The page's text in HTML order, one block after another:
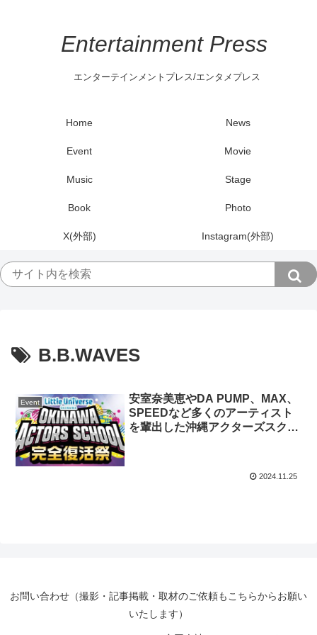
Entertainment Press
エンターテインメントプレス/エンタメプレス
Home News
Event Movie
Music Stage
Book Photo
X(外部) Instagram(外部)
B.B.WAVES
Event
安室奈美恵やDA PUMP、MAX、
SPEEDなど多くのアーティスト
を輩出した沖縄アクターズスクー
2024.11.25
お問い合わせ（撮影・記事掲載・取材のご依頼もこちらからお願い
いたします）